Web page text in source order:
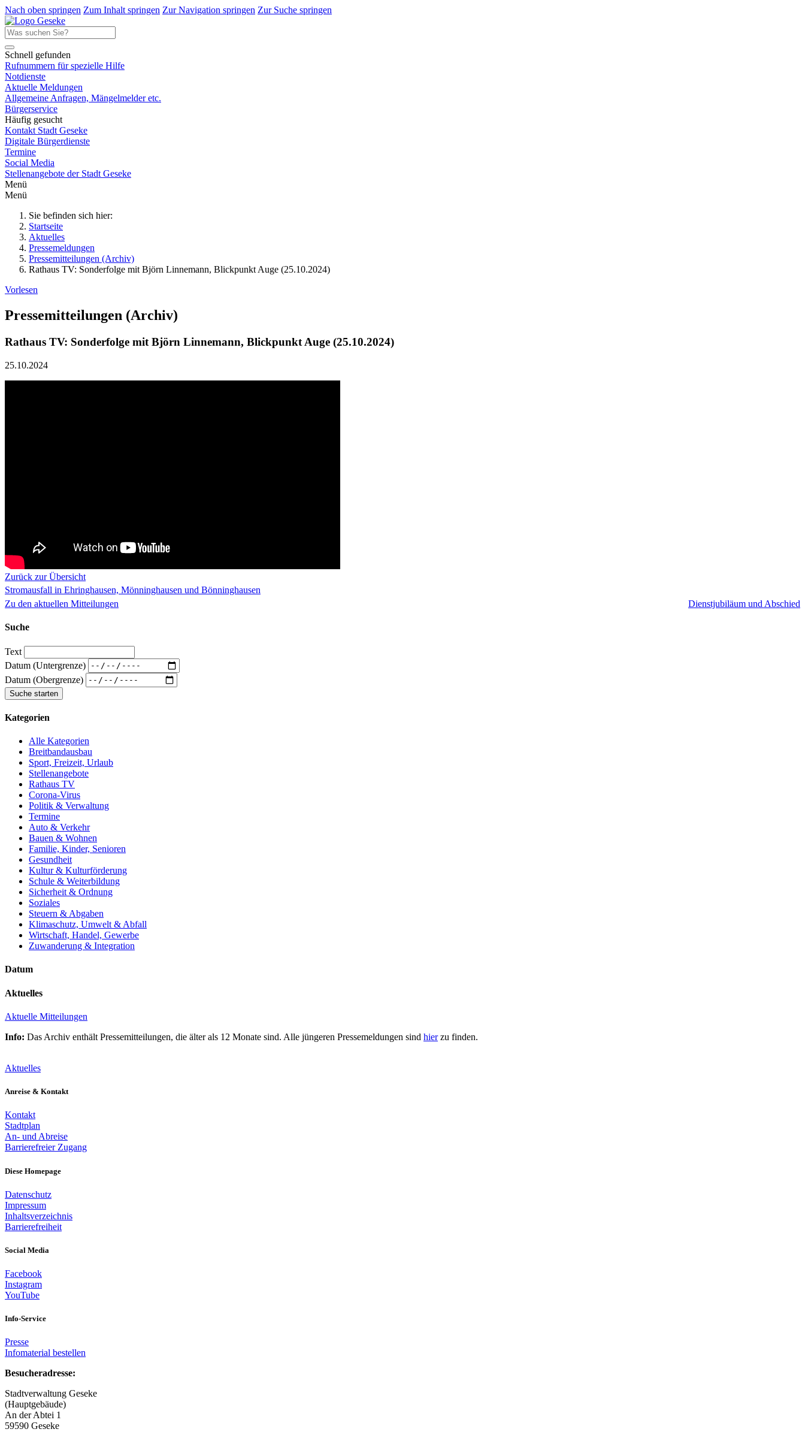
Nach oben springen Zum Inhalt springen Zur Navigation springen Zur Suche springen
Schnell gefunden
Rufnummern für spezielle Hilfe
Notdienste
Aktuelle Meldungen
Allgemeine Anfragen, Mängelmelder etc.
Bürgerservice
Häufig gesucht
Kontakt Stadt Geseke
Digitale Bürgerdienste
Termine
Social Media
Stellenangebote der Stadt Geseke
Menü
Menü
Sie befinden sich hier:
Startseite
Aktuelles
Pressemeldungen
Pressemitteilungen (Archiv)
Rathaus TV: Sonderfolge mit Björn Linnemann, Blickpunkt Auge (25.10.2024)
Vorlesen
Pressemitteilungen (Archiv)
Rathaus TV: Sonderfolge mit Björn Linnemann, Blickpunkt Auge (25.10.2024)
25.10.2024
Zurück zur Übersicht
Stromausfall in Ehringhausen, Mönninghausen und Bönninghausen
Dienstjubiläum und Abschied
Zu den aktuellen Mitteilungen
Suche
Text
Datum (Untergrenze)
Datum (Obergrenze)
Kategorien
Alle Kategorien
Breitbandausbau
Sport, Freizeit, Urlaub
Stellenangebote
Rathaus TV
Corona-Virus
Politik & Verwaltung
Termine
Auto & Verkehr
Bauen & Wohnen
Familie, Kinder, Senioren
Gesundheit
Kultur & Kulturförderung
Schule & Weiterbildung
Sicherheit & Ordnung
Soziales
Steuern & Abgaben
Klimaschutz, Umwelt & Abfall
Wirtschaft, Handel, Gewerbe
Zuwanderung & Integration
Datum
Aktuelles
Aktuelle Mitteilungen
Info: Das Archiv enthält Pressemitteilungen, die älter als 12 Monate sind. Alle jüngeren Pressemeldungen sind hierzu finden.
Aktuelles
Anreise & Kontakt
Kontakt
Stadtplan
An- und Abreise
Barrierefreier Zugang
Diese Homepage
Datenschutz
Impressum
Inhaltsverzeichnis
Barrierefreiheit
Social Media
Facebook
Instagram
YouTube
Info-Service
Presse
Infomaterial bestellen
Besucheradresse:
Stadtverwaltung Geseke
(Hauptgebäude)
An der Abtei 1
59590 Geseke